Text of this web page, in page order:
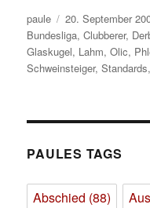
Autor
paule
Veröffentlicht
am
20. September
Bundesliga,Clubberer,
Glaskugel, Lahm,Olic,
Schweinsteiger,Standards
PAULES TAGS
Abschied (88)